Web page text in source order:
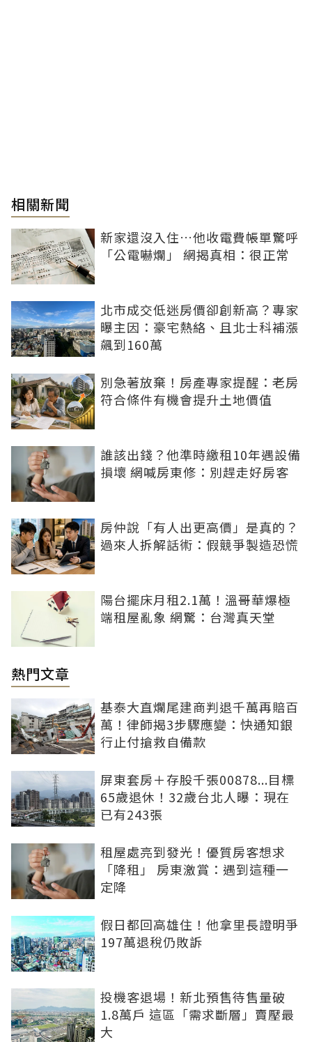
相關新聞
新家還沒入住…他收電費帳單驚呼
「公電嚇爛」 網揭真相：很正常
北市成交低迷房價卻創新高？專家
曝主因：豪宅熱絡、且北士科補漲
飆到160萬
別急著放棄！房產專家提醒：老房
符合條件有機會提升土地價值
誰該出錢？他準時繳租10年遇設備
損壞 網喊房東修：別趕走好房客
房仲說「有人出更高價」是真的？
過來人拆解話術：假競爭製造恐慌
陽台擺床月租2.1萬！溫哥華爆極
端租屋亂象 網驚：台灣真天堂
熱門文章
基泰大直爛尾建商判退千萬再賠百
萬！律師揭3步驟應變：快通知銀
行止付搶救自備款
屏東套房＋存股千張00878...目標
65歲退休！32歲台北人曝：現在
已有243張
租屋處亮到發光！優質房客想求
「降租」 房東激賞：遇到這種一
定降
假日都回高雄住！他拿里長證明爭
197萬退稅仍敗訴
投機客退場！新北預售待售量破
1.8萬戶 這區「需求斷層」賣壓最
大